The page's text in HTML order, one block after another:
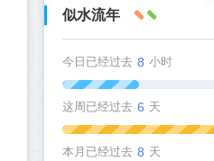
似水流年
今日已经过去 8 小时
这周已经过去 6 天
本月已经过去 8 天